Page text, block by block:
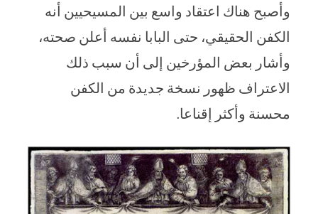
وأصبح هناك اعتقاد واسع بين المسيحيين أنه
الكفن الحقيقي، حتى البابا نفسه أعلن صحته،
وأشار بعض المؤرخين إلى أن سبب ذلك
الاعتراف ظهور نسخة جديدة من الكفن
محسنة وأكثر إقناعا.